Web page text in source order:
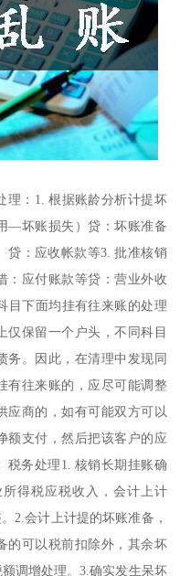
理：1. 根据账龄分析计提坏
—坏账损失）贷：坏账准备
：应收帐款等3. 批准核销
：应付账款等贷：营业外收
目下面均挂有往来账的处理
仅保留一个户头，不同科目
务。因此，在清理中发现同
有往来账的，应尽可能调整
应商的，如有可能双方可以
额支付，然后把该客户的应
税务处理1. 核销长期挂账确
得税应税收入，会计上计
2.会计上计提的坏账准备，
的可以税前扣除外，其余坏
调增处理。3.确实发生呆坏